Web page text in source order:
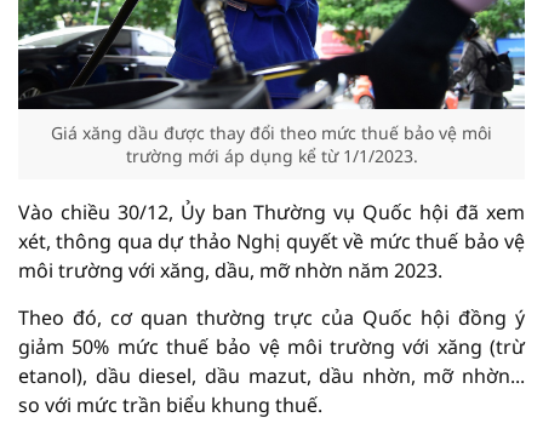
Giá xăng dầu được thay đổi theo mức thuế bảo vệ môi
trường mới áp dụng kể từ 1/1/2023.
Vào chiều 30/12, Ủy ban Thường vụ Quốc hội đã xem
xét, thông qua dự thảo Nghị quyết về mức thuế bảo vệ
môi trường với xăng, dầu, mỡ nhờn năm 2023.
Theo đó, cơ quan thường trực của Quốc hội đồng ý
giảm 50% mức thuế bảo vệ môi trường với xăng (trừ
etanol), dầu diesel, dầu mazut, dầu nhờn, mỡ nhờn...
so với mức trần biểu khung thuế.